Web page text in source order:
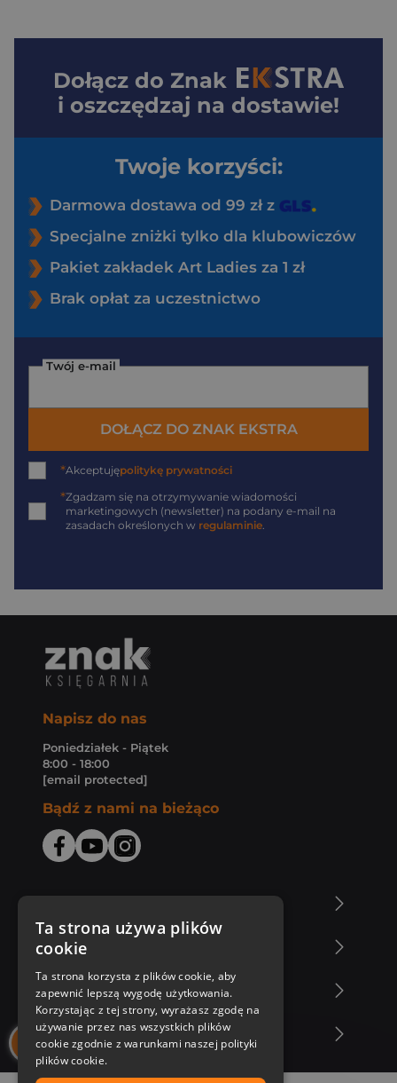
Dołącz do Znak
i oszczędzaj na dostawie!
Twoje korzyści:
Darmowa dostawa od 99 zł z
Specjalne zniżki tylko dla klubowiczów
Pakiet zakładek Art Ladies za 1 zł
Brak opłat za uczestnictwo
Twój e-mail
DOŁĄCZ DO ZNAK EKSTRA
*Akceptujępolitykę prywatności
*Zgadzam się na otrzymywanie wiadomości
marketingowych (newsletter) na podany e-mail na
zasadach określonych w regulaminie.
Napisz do nas
Poniedziałek - Piątek
8:00 - 18:00
[email protected]
Bądź z nami na bieżąco
Zakupy u nas
Nasza oferta
Nasi autorzy
Ta strona używa plików
cookie
Ta strona korzysta z plików cookie, aby
zapewnić lepszą wygodę użytkowania.
Korzystając z tej strony, wyrażasz zgodę na
używanie przez nas wszystkich plików
cookie zgodnie z warunkami naszej polityki
plików cookie.